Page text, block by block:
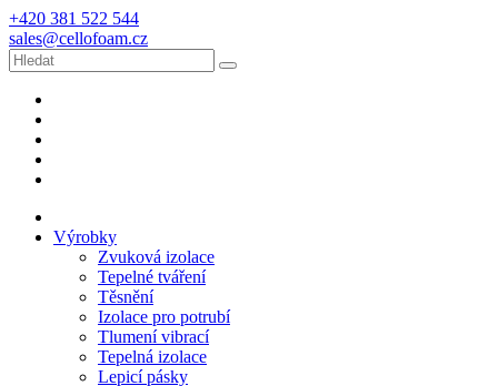
+420 381 522 544
sales@cellofoam.cz
Výrobky
Zvuková izolace
Tepelné tváření
Těsnění
Izolace pro potrubí
Tlumení vibrací
Tepelná izolace
Lepicí pásky